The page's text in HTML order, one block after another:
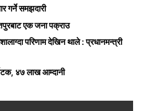
गर्ने समझदारी
एक जना पक्राउ
परिणाम देखिन थाले : प्रधानमन्त्री
४७ लाख आम्दानी